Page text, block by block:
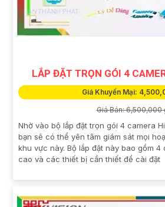
LẮP ĐẶT TRỌN GÓI 4
Giá Khuyến Mại:
Giá Bán: 6,500,000
Nhờ vào bộ lắp đặt trọn gói 4 camera
bạn sẽ có thể yên tâm giám sát mọi
khu vực này. Bộ lắp đặt này bao gồm 4
cao và các thiết bị cần thiết để cài đặt